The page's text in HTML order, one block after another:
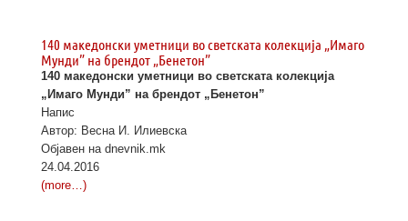
140 македонски уметници во светската колекција „Имаго
Мунди” на брендот „Бенетон”
140 македонски уметници во светската колекција
„Имаго Мунди” на брендот „Бенетон”
Напис
Автор: Весна И. Илиевска
Објавен на dnevnik.mk
24.04.2016
(more…)